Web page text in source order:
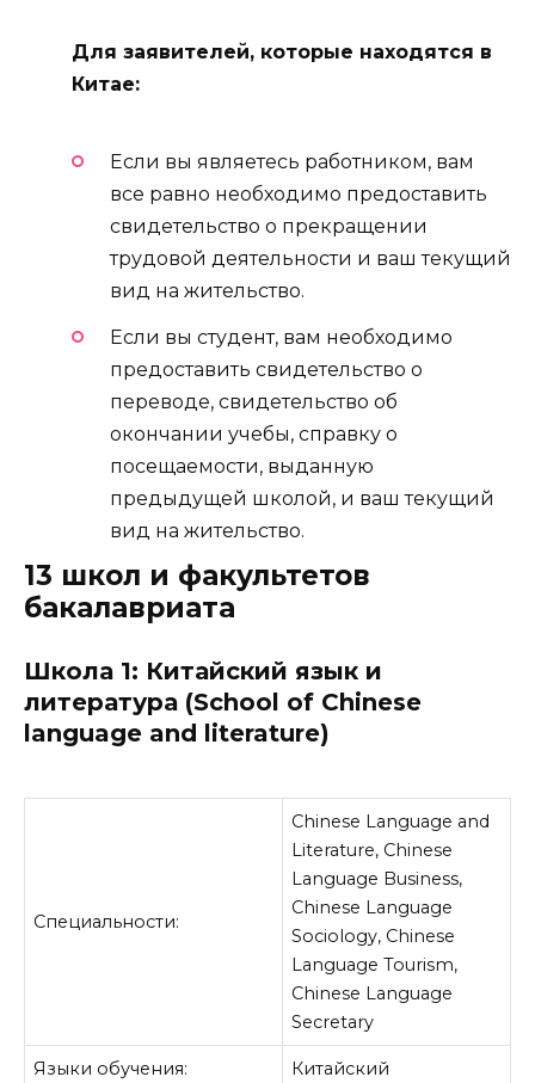
Для заявителей, которые находятся в
Китае:
Если вы являетесь работником, вам
все равно необходимо предоставить
свидетельство о прекращении
трудовой деятельности и ваш текущий
вид на жительство.
Если вы студент, вам необходимо
предоставить свидетельство о
переводе, свидетельство об
окончании учебы, справку о
посещаемости, выданную
предыдущей школой, и ваш текущий
вид на жительство.
13 школ и факультетов
бакалавриата
Школа 1: Китайский язык и
литература (School of Chinese
language and literature)
Специальности:
Chinese Language and
Literature, Chinese
Language Business,
Chinese Language
Sociology, Chinese
Language Tourism,
Chinese Language
Secretary
Языки обучения: Китайский